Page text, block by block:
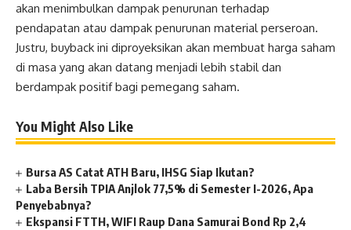
akan menimbulkan dampak penurunan terhadap
pendapatan atau dampak penurunan material perseroan.
Justru, buyback ini diproyeksikan akan membuat harga saham
di masa yang akan datang menjadi lebih stabil dan
berdampak positif bagi pemegang saham.
You Might Also Like
Bursa AS Catat ATH Baru, IHSG Siap Ikutan?
Laba Bersih TPIA Anjlok 77,5% di Semester I-2026, Apa
Penyebabnya?
Ekspansi FTTH, WIFI Raup Dana Samurai Bond Rp 2,4